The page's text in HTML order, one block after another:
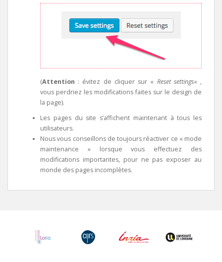
(Attention : évitez de cliquer sur « Reset settings« ,
vous perdriez les modifications faites sur le design de
la page).
Les pages du site s’affichent maintenant à tous les
utilisateurs.
Nous vous conseillons de toujours réactiver ce « mode
maintenance » lorsque vous effectuez des
modifications importantes, pour ne pas exposer au
monde des pages incomplètes.